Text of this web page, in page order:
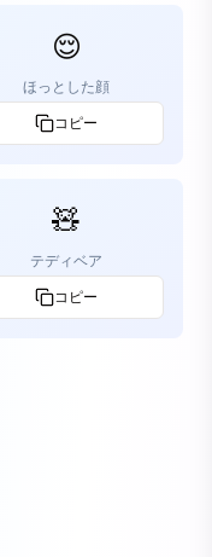
😌
ほっとした顔
コピー
🧸
テディベア
コピー